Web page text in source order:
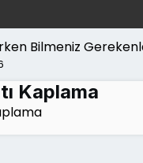
Bilmeniz
Kaplama